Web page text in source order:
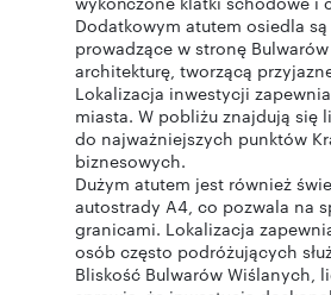
Dodatkowym atutem osiedla
prowadzące w stronę
architekturę, tworzącą
Lokalizacja inwestycji
miasta. W pobliżu znajdują się
do najważniejszych punktów
biznesowych.
Dużym atutem jest również
autostrady A4, co pozwala na
granicami. Lokalizacja
osób często podróżujących
Bliskość Bulwarów Wiślanych,